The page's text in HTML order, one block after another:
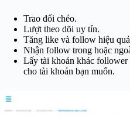
Trao đổi chéo.
Lượt theo dõi uy tín.
Tăng like và follow hiệu
Nhận follow trong hoặc
Lấy tài khoản khác
cho tài khoản bạn muốn.